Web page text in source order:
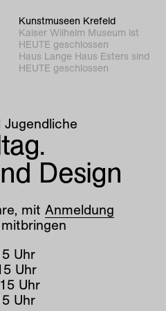
Kunstmuseen Krefeld
Kaiser Wilhelm Museum ist
HEUTE geschlossen
Haus Lange Haus Esters sind
HEUTE geschlossen
Jugendliche
Design
mitAnmeldung
Uhr
Uhr
15 Uhr
Uhr